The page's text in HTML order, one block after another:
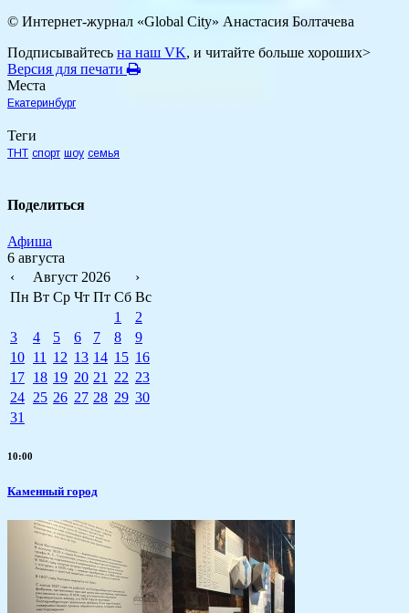
© Интернет-журнал «Global City» Анастасия Болтачева
Подписывайтесь на наш VK, и читайте больше хороших>
Версия для печати
Места
Екатеринбург
Теги
ТНТ спорт шоу семья
Поделиться
Афиша
6 августа
‹
Август 2026
›
Пн Вт Ср Чт Пт Сб Вс
1
2
3
4 5 6 7 8
9
10 11 12 13 14 15 16
17 18 19 20 21 22 23
24 25 26 27 28 29 30
31
10:00
Каменный город